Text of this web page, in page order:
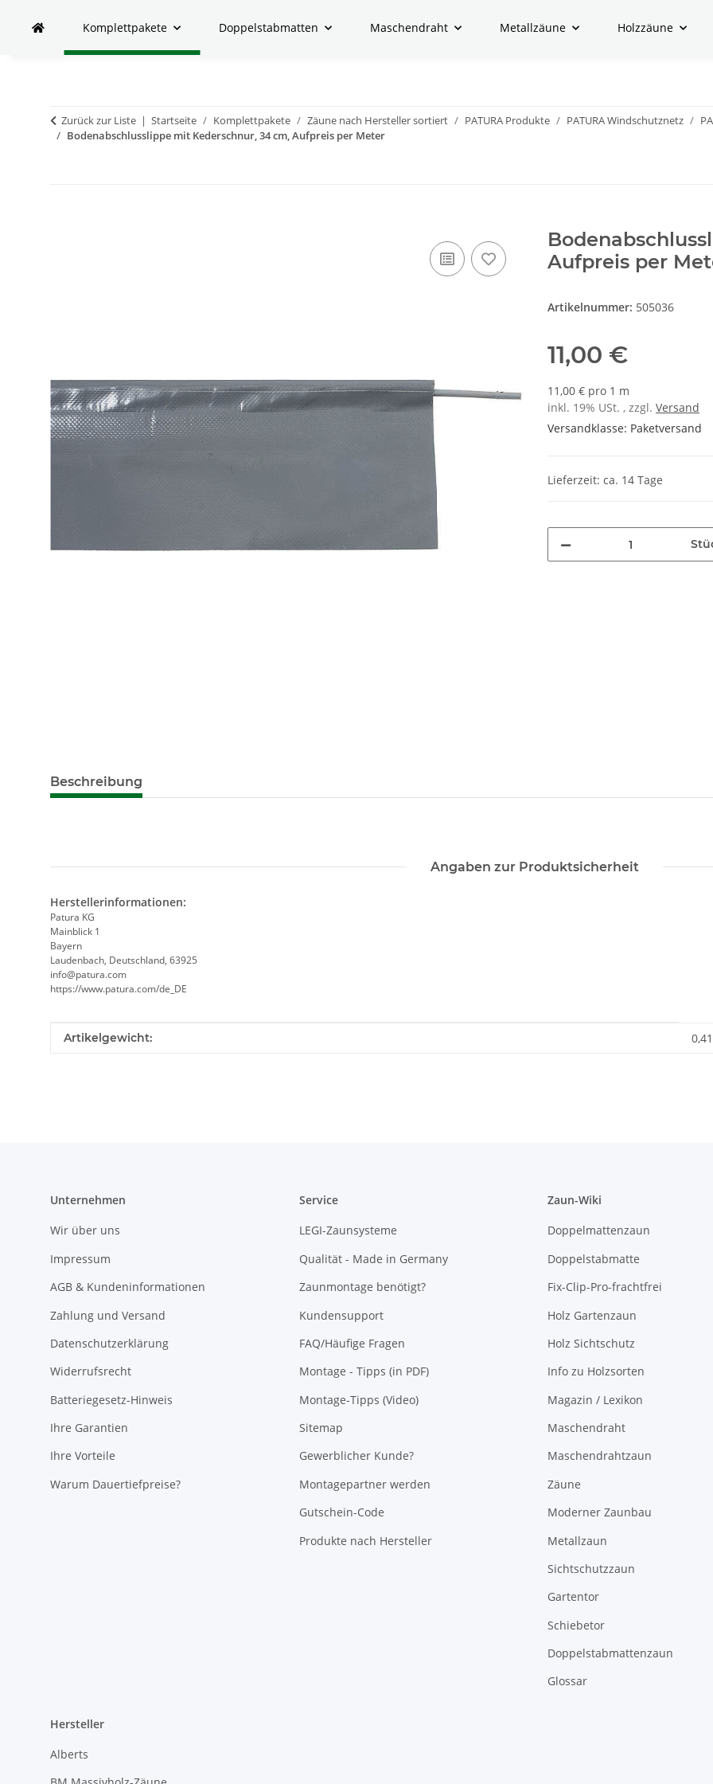
Komplettpakete Doppelstabmatten Maschendraht Metallzäune Holzzäune
Zurück zur Liste Startseite Komplettpakete Zäune nach Hersteller sortiert PATURA Produkte PATURA Windschutznetz
Bodenabschlusslippe mit Kederschnur, 34 cm, Aufpreis per Meter
Aufpreis per
Artikelnummer: 505036
11,00 €
11,00 € pro 1 m
inkl. 19% USt. , zzgl. Versand
Versandklasse: Paketversand
Lieferzeit: ca. 14 Tage
Beschreibung
Angaben zur Produktsicherheit
Herstellerinformationen:
Patura KG
Mainblick 1
Bayern
Laudenbach, Deutschland, 63925
info@patura.com
https://www.patura.com/de_DE
Produkteigenschaft
Wert
Artikelgewicht: 0,41
Unternehmen
Wir über uns
Impressum
AGB & Kundeninformationen
Zahlung und Versand
Datenschutzerklärung
Widerrufsrecht
Batteriegesetz-Hinweis
Ihre Garantien
Ihre Vorteile
Warum Dauertiefpreise?
Service
LEGI-Zaunsysteme
Qualität - Made in Germany
Zaunmontage benötigt?
Kundensupport
FAQ/Häufige Fragen
Montage - Tipps (in PDF)
Montage-Tipps (Video)
Sitemap
Gewerblicher Kunde?
Montagepartner werden
Gutschein-Code
Produkte nach Hersteller
Zaun-Wiki
Doppelmattenzaun
Doppelstabmatte
Fix-Clip-Pro-frachtfrei
Holz Gartenzaun
Holz Sichtschutz
Info zu Holzsorten
Magazin / Lexikon
Maschendraht
Maschendrahtzaun
Zäune
Moderner Zaunbau
Metallzaun
Sichtschutzzaun
Gartentor
Schiebetor
Doppelstabmattenzaun
Glossar
Hersteller
Alberts